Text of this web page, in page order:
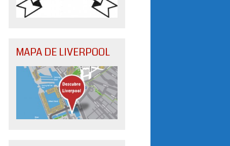
MAPA DE LIVERPOOL